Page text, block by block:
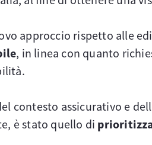
approccio rispetto alle
, in linea con quanto
contesto assicurativo e
è stato quello di